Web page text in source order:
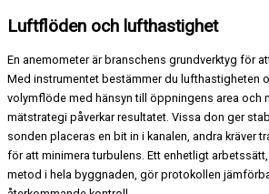
Luftflöden och lufthastighet
En anemometer är branschens grundverktyg för
Med instrumentet bestämmer du lufthastigheten
volymflöde med hänsyn till öppningens area och
mätstrategi påverkar resultatet. Vissa don ger
sonden placeras en bit in i kanalen, andra kräver
för att minimera turbulens. Ett enhetligt
metod i hela byggnaden, gör protokollen